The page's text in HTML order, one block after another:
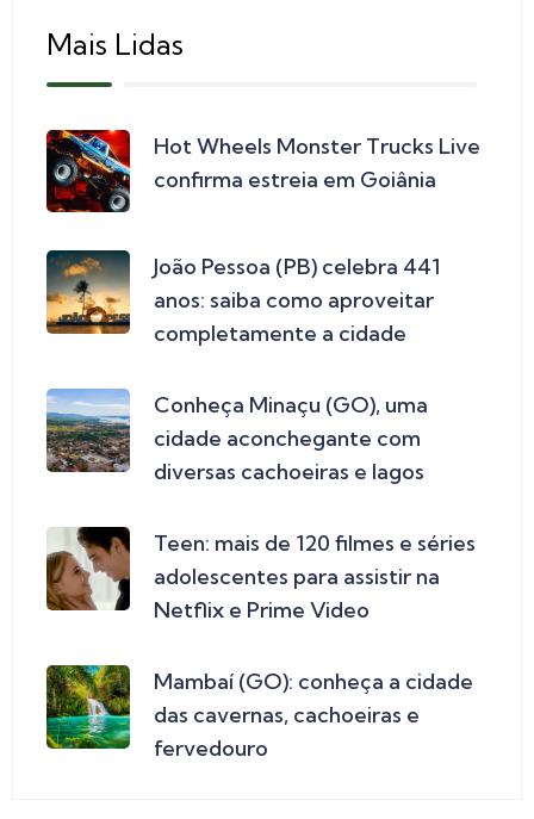
Mais Lidas
Hot Wheels Monster Trucks Live
confirma estreia em Goiânia
João Pessoa (PB) celebra 441
anos: saiba como aproveitar
completamente a cidade
Conheça Minaçu (GO), uma
cidade aconchegante com
diversas cachoeiras e lagos
Teen: mais de 120 filmes e séries
adolescentes para assistir na
Netflix e Prime Video
Mambaí (GO): conheça a cidade
das cavernas, cachoeiras e
fervedouro